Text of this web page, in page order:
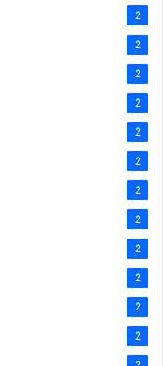
2
2
2
2
2
2
2
2
2
2
2
2